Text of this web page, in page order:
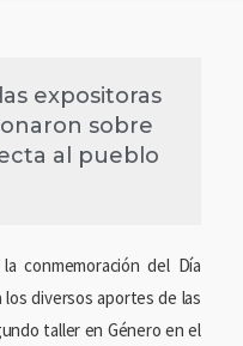
expositoras
sobre
al pueblo
conmemoración del Día
diversos aportes de las
taller en Género en el